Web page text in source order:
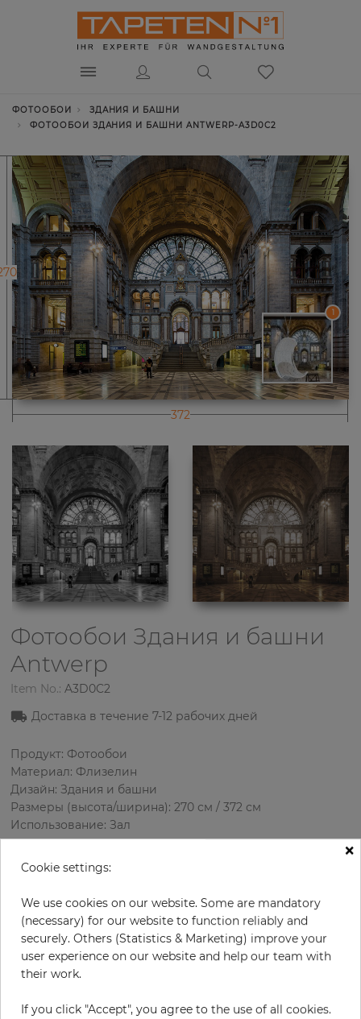
ФОТООБОИ
ЗДАНИЯ И БАШНИ
ФОТООБОИ ЗДАНИЯ И БАШНИ ANTWERP-A3D0C2
1
372
Фотообои Здания и башни
Antwerp
Item No.: A3D0C2
Доставка в течение7-12 рабочих дней
Продукт: Фотообои
Материал: Флизелин
Дизайн: Здания и башни
Размеры (высота/ширина): 270 см / 372 см
Использование: Зал
×
Cookie settings:
We use cookies on our website. Some are mandatory
(necessary) for our website to function reliably and
securely. Others (Statistics & Marketing) improve your
user experience on our website and help our team with
their work.
If you click "Accept", you agree to the use of all cookies.